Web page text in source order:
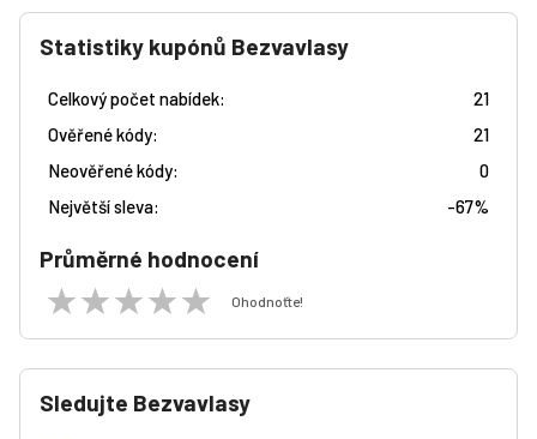
Statistiky kupónů Bezvavlasy
Celkový počet nabídek:
21
Ověřené kódy:
21
Neověřené kódy:
0
Největší sleva:
-67%
Průměrné hodnocení
Ohodnoťte!
Sledujte Bezvavlasy